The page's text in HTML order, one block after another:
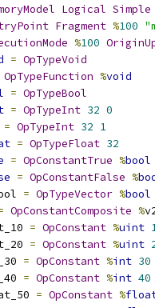
Logical Simple
Fragment %100
%100
= OpTypeVoid
OpTypeFunction %void
= OpTypeBool
= OpTypeInt 32 0
= OpTypeInt 32 1
= OpTypeFloat 32
= OpConstantTrue %bool
= OpConstantFalse %
= OpTypeVector %bool
OpConstantComposite %
= OpConstant %uint
= OpConstant %uint
= OpConstant %int 30
= OpConstant %int 40
= OpConstant %